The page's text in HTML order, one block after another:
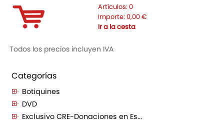
Artículos: 0
Importe: 0,00 €
Ir a la cesta
Todos los precios incluyen IVA
Categorías
Botiquines
DVD
Exclusivo CRE-Donaciones en Es...